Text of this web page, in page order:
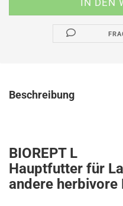
Beschreibung
BIOREPT L
Hauptfutter für
andere herbivore